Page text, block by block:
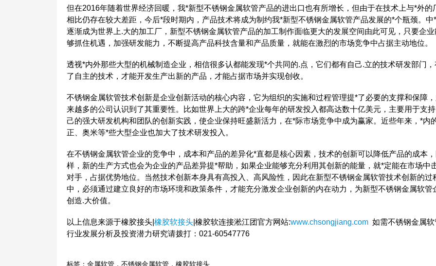
但在2016年随着世界经济回暖，我*新型不锈钢金属软管产品的进出口也有所增长，但由于在技术上与*外的
相比仍存在较大差距，今后*段时期内，产品技术将成为制约我*新型不锈钢金属软管产品发展的*个瓶颈。中
逐渐成为世界上.大的加工厂，新型不锈钢金属软管产品的加工制作面临更大的发展空间由此可见，只要企业
够抓住机遇，加强研发能力，不断提高产品科技含量和产品质量，就能在激烈的市场竞争中占据主动地位。
透视*内外那些大型的机械制造企业，相信很多认都能发现*个共同的.点，它们都有自己.立的技术研发部门，
了自主的技术，才能开发生产出新的产品，才能占据市场并实现创收。
不锈钢金属软管技术创新是企业创新活动的核心内容，它为组织的实施和过程管理提*了必要的支撑和保障
来越多的公司认识到了其重要性。比如世界上大的跨*企业每年的研发投入都高达数十亿美元，主要用于支持
己的强大研发机构和团队的创新实践，使企业保持旺盛新活力，在*际市场竞争中成为赢家。近些年来，*内
正、奥米等*些大型企业也加大了技术研发投入。
在不锈钢金属软管企业的竞争中，成本和产品的差异化*直都是核心因素，技术的创新可以降低产品的成本，
样，新的生产方式也会为企业的产品差异提*帮助，如果企业能够充分利用其创新的能量，就*定能在市场中
对手，占据优势地位。当然技术创新本身具有高投入、高风险性，因此在新型不锈钢金属软管技术创新的过
中，必须通过建立良好的市场环境和政策条件，才能充分激发企业创新的内在动力，为新型不锈钢金属软管
创造.大价值。
以上信息来源于橡胶接头| 橡胶软接头 |橡胶软连接淞江团官方网站:www.chsongjiang.com 如需不锈钢金属软
行业发展分析及投资潜力研究请拨打：021-60547776
标签： 金属软管，不锈钢金属软管，橡胶软接头